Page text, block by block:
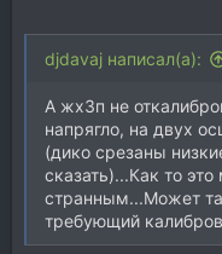
djdavaj написал(а):
А жх3п не
напрягло, на двух
(дико срезаны
сказать)...Как то
странным...Может
требующий